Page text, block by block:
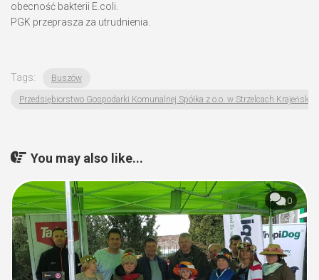
obecność bakterii E.coli.
PGK przeprasza za utrudnienia.
Tags: Buszów
Przedsiębiorstwo Gospodarki Komunalnej Spółka z o.o. w Strzelcach
You may also like...
0